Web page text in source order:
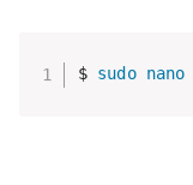
$ sudo nano